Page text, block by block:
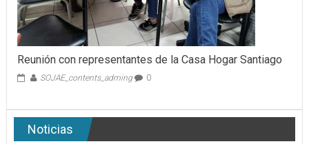
Reunión con representantes de la Casa Hogar Santiago
SOJAE_contents_adming 0
Noticias